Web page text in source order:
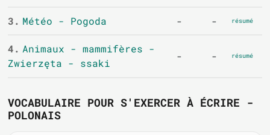
3. Météo - Pogoda - - résumé
4. Animaux - mammifères -
Zwierzęta - ssaki
- - résumé
VOCABULAIRE POUR S'EXERCER À ÉCRIRE -
POLONAIS